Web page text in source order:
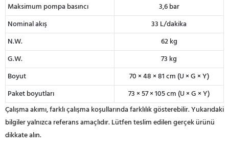
Maksimum pompa basıncı
3,6 bar
Nominal akış
33 L/dakika
N.W.
62 kg
G.W.
73 kg
Boyut
70 × 48 × 81 cm (U × G × Y)
Paket boyutları
73 × 57 × 105 cm (U × G × Y)
Çalışma akımı, farklı çalışma koşullarında farklılık gösterebilir. Yukarıdaki
bilgiler yalnızca referans amaçlıdır. Lütfen teslim edilen gerçek ürünü
dikkate alın.